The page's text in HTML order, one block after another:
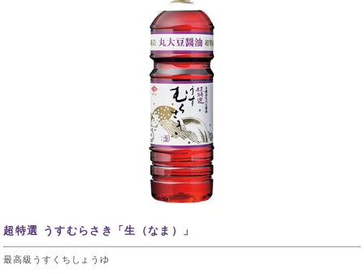
超特選 うすむらさき「生（なま）」
最高級うすくちしょうゆ